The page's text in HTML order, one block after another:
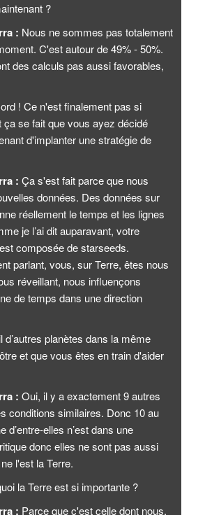
?
: Nous ne sommes pas totalement
C'est autour de 49% - 50%.
des calculs pas aussi favorables,
! Ce n'est finalement pas si
se fait que vous ayez décidé
d'implanter une stratégie de
:Ça s'est fait parce que nous
données. Des données sur
réellement le temps et les lignes
je l’ai dit auparavant, votre
composée de starseeds.
parlant, vous, sur Terre, êtes nous
réveillant, nous influençons
de temps dans une direction
d’autres planètes dans la même
et que vous êtes en train d'aider
: Oui, il y a exactement 9 autres
conditions similaires. Donc 10 au
d’entre-elles n’est dans une
donc elles ne sont pas aussi
l'est la Terre.
la Terre est si importante ?
: Parce que c'est celle dont nous,